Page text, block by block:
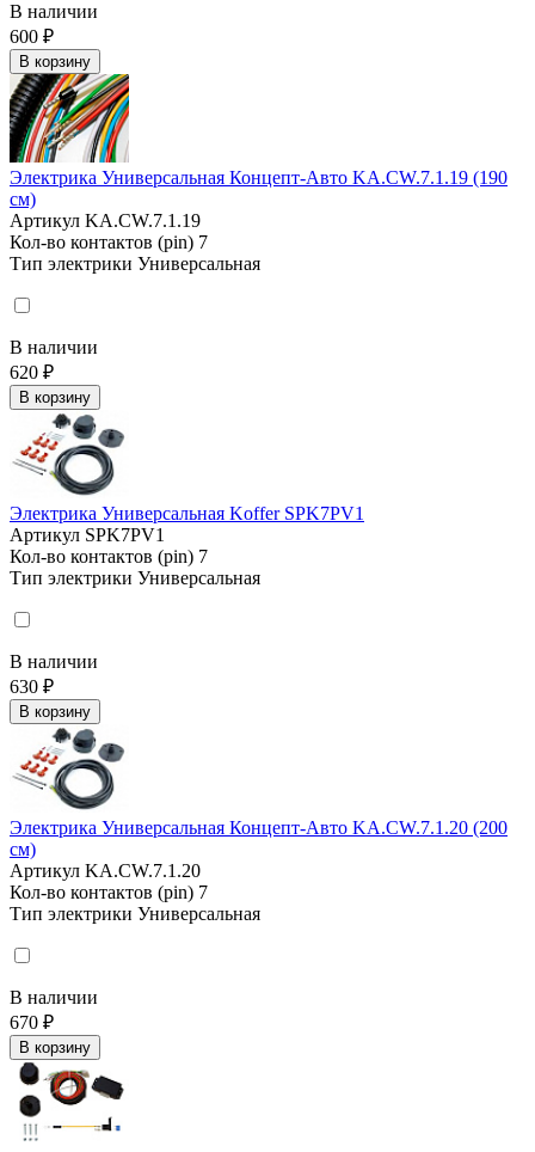
В наличии
600 ₽
В корзину
Электрика Универсальная Концепт-Авто KA.CW.7.1.19 (190
см)
Артикул KA.CW.7.1.19
Кол-во контактов (pin) 7
Тип электрики Универсальная
В наличии
620 ₽
В корзину
Электрика Универсальная Koffer SPK7PV1
Артикул SPK7PV1
Кол-во контактов (pin) 7
Тип электрики Универсальная
В наличии
630 ₽
В корзину
Электрика Универсальная Концепт-Авто KA.CW.7.1.20 (200
см)
Артикул KA.CW.7.1.20
Кол-во контактов (pin) 7
Тип электрики Универсальная
В наличии
670 ₽
В корзину